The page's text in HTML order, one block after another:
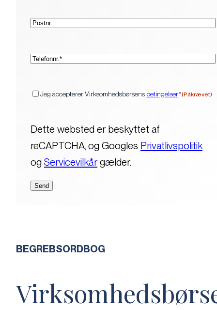
Postnr.
Telefon*
Jeg accepterer Virksomhedsbørsens betingelser*(Påkrævet)
Dette websted er beskyttet af
reCAPTCHA, og Googles Privatlivspolitik
og Servicevilkårgælder.
BEGREBSORDBOG